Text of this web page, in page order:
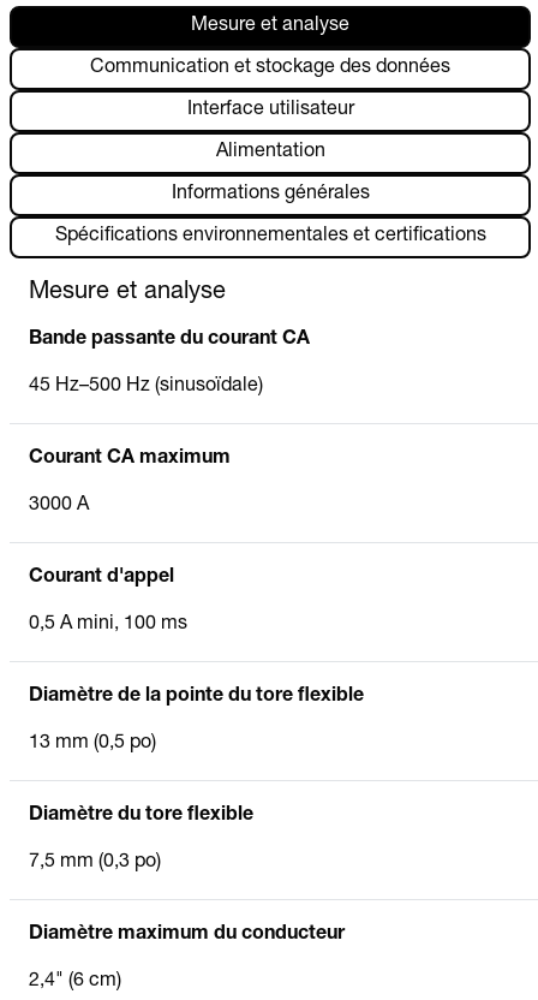
Mesure et analyse
Communication et stockage des données
Interface utilisateur
Alimentation
Informations générales
Spécifications environnementales et certifications
Mesure et analyse
Bande passante du courant CA
45 Hz–500 Hz (sinusoïdale)
Courant CA maximum
3000 A
Courant d'appel
0,5 A mini, 100 ms
Diamètre de la pointe du tore flexible
13 mm (0,5 po)
Diamètre du tore flexible
7,5 mm (0,3 po)
Diamètre maximum du conducteur
2,4" (6 cm)